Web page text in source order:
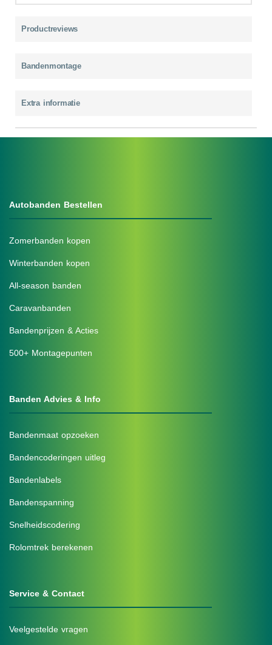
Productreviews
Bandenmontage
Extra informatie
Autobanden Bestellen
Zomerbanden kopen
Winterbanden kopen
All-season banden
Caravanbanden
Bandenprijzen & Acties
500+ Montagepunten
Banden Advies & Info
Bandenmaat opzoeken
Bandencoderingen uitleg
Bandenlabels
Bandenspanning
Snelheidscodering
Rolomtrek berekenen
Service & Contact
Veelgestelde vragen